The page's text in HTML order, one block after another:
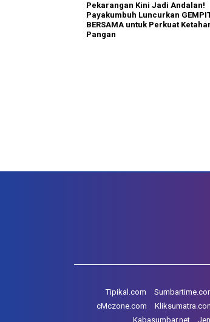
Pekarangan Kini Jadi Andalan!
Payakumbuh Luncurkan
BERSAMA untuk Perkuat
Pangan
Tipikal.com
cMczone.com
Kabasumbar.net